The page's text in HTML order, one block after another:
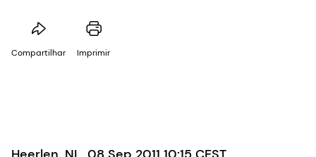
Compartilhar Imprimir